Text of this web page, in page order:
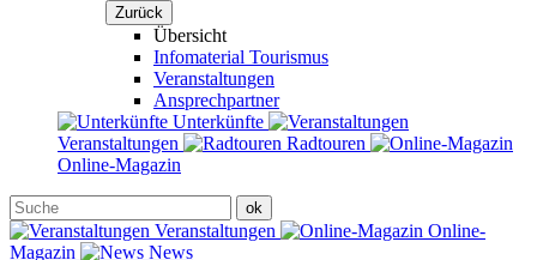
Zurück
Übersicht
Infomaterial Tourismus
Veranstaltungen
Ansprechpartner
Unterkünfte
Veranstaltungen
Radtouren
Online-Magazin
Veranstaltungen
Online-
Magazin
News